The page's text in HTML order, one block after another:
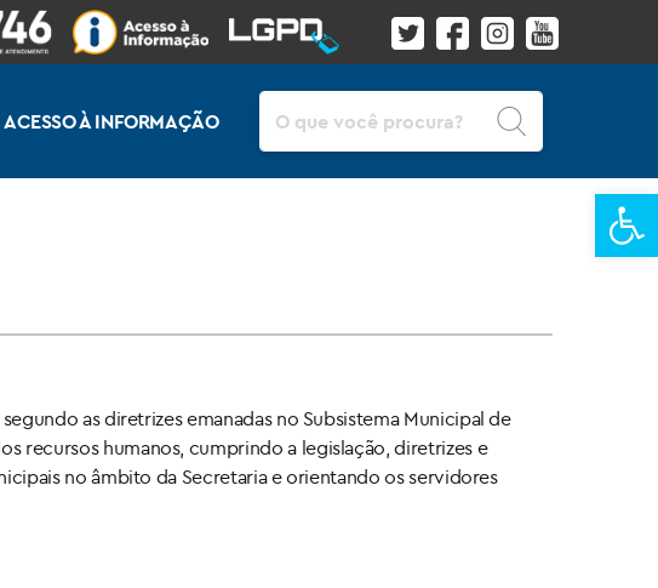
ACESSO À INFORMAÇÃO
as diretrizes emanadas no Subsistema Municipal de
recursos humanos, cumprindo a legislação, diretrizes e
no âmbito da Secretaria e orientando os servidores